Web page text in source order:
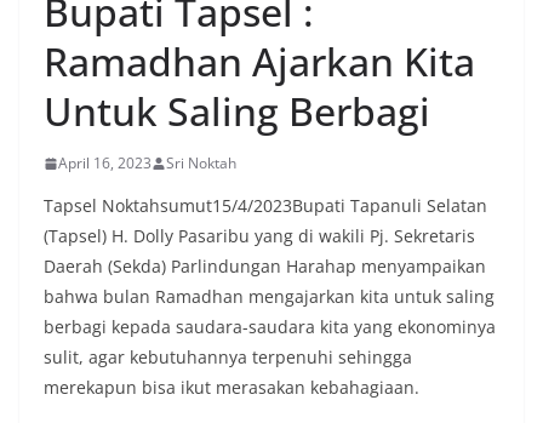
Bupati Tapsel :
Ramadhan Ajarkan Kita
Untuk Saling Berbagi
April 16, 2023 Sri Noktah
Tapsel Noktahsumut15/4/2023Bupati Tapanuli Selatan
(Tapsel) H. Dolly Pasaribu yang di wakili Pj. Sekretaris
Daerah (Sekda) Parlindungan Harahap menyampaikan
bahwa bulan Ramadhan mengajarkan kita untuk saling
berbagi kepada saudara-saudara kita yang ekonominya
sulit, agar kebutuhannya terpenuhi sehingga
merekapun bisa ikut merasakan kebahagiaan.